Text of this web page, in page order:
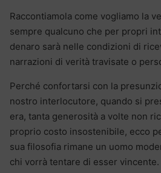
Raccontiamola come vogliamo la
sempre qualcuno che per propri
denaro sarà nelle condizioni di
narrazioni di verità travisate o
Perché confortarsi con la
nostro interlocutore, quando si
era, tanta generosità a volte non
proprio costo insostenibile, ecco
sua filosofia rimane un uomo
chi vorrà tentare di esser vincente.